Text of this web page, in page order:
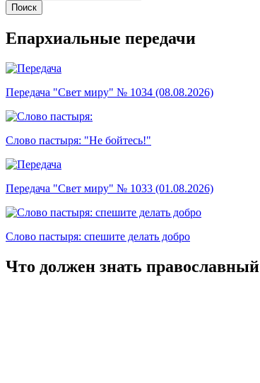
Епархиальные передачи
Передача "Свет миру" № 1034 (08.08.2026)
Слово пастыря: "Не бойтесь!"
Передача "Свет миру" № 1033 (01.08.2026)
Слово пастыря: спешите делать добро
Что должен знать православный